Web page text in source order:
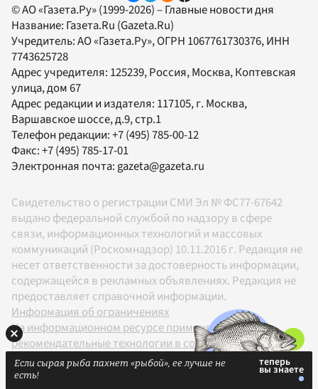
© АО «Газета.Ру» (1999-2026) – Главные новости дня
Название: Газета.Ru (Gazeta.Ru)
Учредитель:АО «Газета.Ру», ОГРН 1067761730376, ИНН
7743625728
Адрес учредителя: 125239, Россия, Москва, Коптевская
улица, дом 67
Адрес редакции и издателя: 117105, г. Москва,
Варшавское шоссе, д.9, стр.1
Телефон редакции:+7 (495) 785-00-12
Факс:+7 (495) 785-17-01
Электронная почта: gazeta@gazeta.ru
Свидетельство о регистрации СМИ Эл № ФС77-67642
выдано федеральной службой по надзору в сфере
связи, информационных технологий и массовых
коммуникаций (Роскомнадзор) 10.11.2016 г. Редакция не
несет ответственности за достоверность информации,
содержащейся в рекламных объявлениях. Редакция не
предоставляет справочной информации.
Информация об ограничениях
На информационном ресурсе применяются
рекомендательные технологии в соответствии с
Правилами
Если сырая рыба пахнет «рыбой», ее лучше не
есть!